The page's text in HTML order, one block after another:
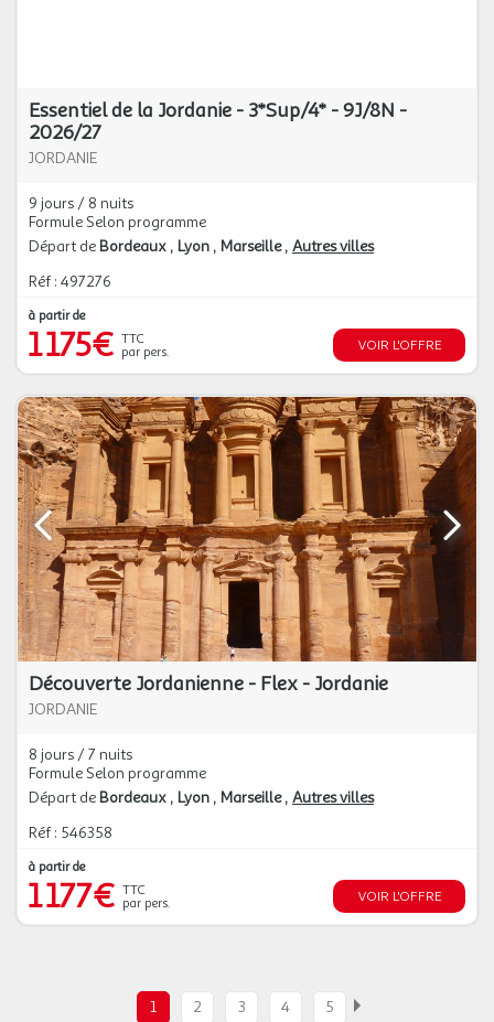
Essentiel de la Jordanie - 3*Sup/4* - 9J/8N -
2026/27
JORDANIE
9 jours / 8 nuits
Formule Selon programme
Départ de Bordeaux Lyon Marseille Autres villes
Réf : 497276
à partir de
1 175€ TTC
par pers.
VOIR L'OFFRE
Découverte Jordanienne - Flex - Jordanie
JORDANIE
8 jours / 7 nuits
Formule Selon programme
Départ de Bordeaux Lyon Marseille Autres villes
Réf : 546358
à partir de
1 177€ TTC
par pers.
VOIR L'OFFRE
1 2 3 4 5